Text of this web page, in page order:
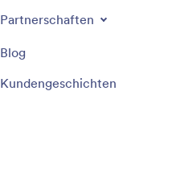
Partnerschaften
Blog
Kundengeschichten